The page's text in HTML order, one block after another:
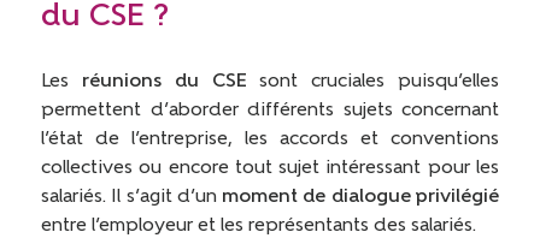
du CSE ?
Les réunions du CSE sont cruciales puisqu’elles
permettent d’aborder différents sujets concernant
l’état de l’entreprise, les accords et conventions
collectives ou encore tout sujet intéressant pour les
salariés. Il s’agit d’un moment de dialogue privilégié
entre l’employeur et les représentants des salariés.